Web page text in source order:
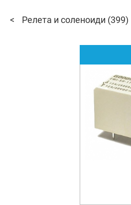
Релета и соленоиди (399)